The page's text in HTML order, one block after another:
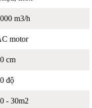
m3/h
motor
cm
độ
- 30m2